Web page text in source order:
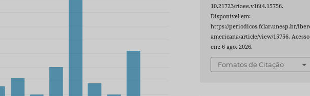
10.21723/riaee.v16i4.15756.
Disponível em:
https://periodicos.fclar.unesp.br/
americana/article/view/15756. Acesso
em: 6 ago. 2026.
Fomatos de Citação